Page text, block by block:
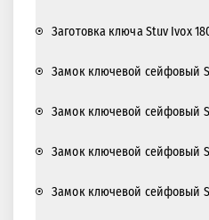
Заготовка ключа Stuv Ivox
Замок ключевой сейфовый
Замок ключевой сейфовый
Замок ключевой сейфовый
Замок ключевой сейфовый